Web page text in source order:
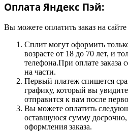
Оплата Яндекс Пэй:
Вы можете оплатить заказ на сайте
Сплит могут оформить
возрасте от 18 до 70 лет, и
телефона.При оплате заказа
на части.
Первый платеж спишется
графику, который вы
отправится к вам после
Вы можете оплатить
оставшуюся сумму досрочно,
оформления заказа.